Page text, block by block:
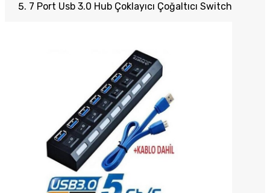
7 Port Usb 3.0 Hub Çoklayıcı Çoğaltıcı Switch